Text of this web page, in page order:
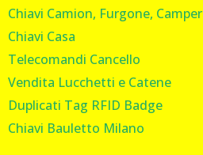
Chiavi Camion, Furgone, Camper
Chiavi Casa
Telecomandi Cancello
Vendita Lucchetti e Catene
Duplicati Tag RFID Badge
Chiavi Bauletto Milano